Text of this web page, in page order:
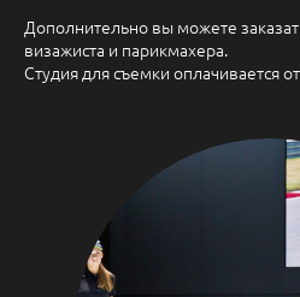
Дополнительно вы можете
визажиста и парикмахера.
Студия для съемки оплачивается